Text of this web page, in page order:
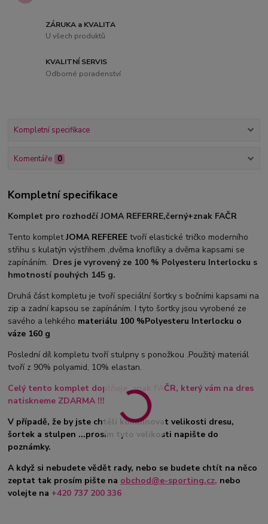
ZÁRUKA a KVALITA
U všech produktů
KVALITNÍ SERVIS
Odborné poradenství
Kompletní specifikace
Komentáře 0
Kompletní specifikace
Komplet pro rozhodčí JOMA REFERRE,černý+znak FAČR
Tento kompletJOMA REFEREE tvoří elastické tričko moderního
střihu s kulatýn výstřihem ,dvěma knoflíky a dvěma kapsami se
zapínáním. Dres je vyrovený ze 100 % Polyesteru Interlocku s
hmotností pouhých 145 g.
Druhá část kompletu je tvoří speciální šortky s bočními kapsami na
zip a zadní kapsou se zapínáním. I tyto šortky jsou vyrobené ze
savého a lehkého materiálu 100 %Polyesteru Interlocku o
váze 160 g
Poslední díl kompletu tvoří stulpny s ponožkou .Použitý materiál
tvoří z 90% polyamid, 10% elastan.
Celý tento komplet doplňuje znak FAČR, který vám na dres
natiskneme ZDARMA !!!
V případě, že by jste chtěli kombinovat velikosti dresu,
šortek a stulpen ...prosím tyto velikosti napište do
poznámky.
A když si nebudete vědět rady, nebo se budete chtít na něco
zeptat tak prosím pište na obchod@e-sporting.cz, nebo
volejte na +420 737 200 336